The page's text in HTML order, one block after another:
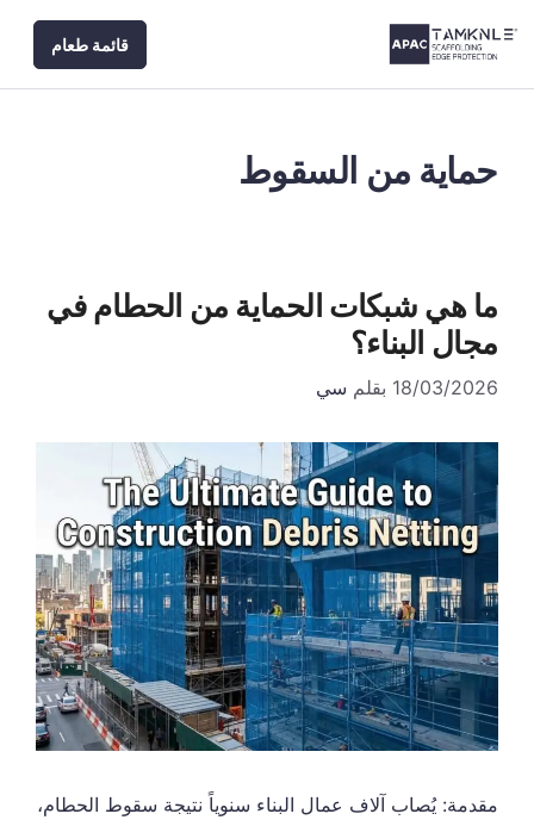
إلى
قائمة طعام
حماية من السقوط
ما هي شبكات الحماية من الحطام في
مجال البناء؟
18/03/2026 بقلم سي
مقدمة: يُصاب آلاف عمال البناء سنوياً نتيجة سقوط الحطام،